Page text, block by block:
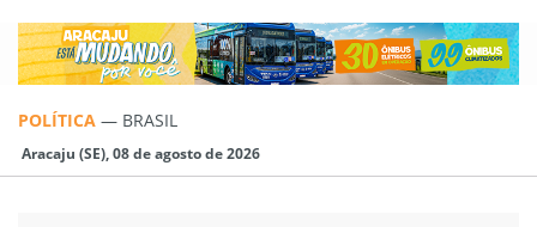
POLÍTICA — BRASIL
Aracaju (SE), 08 de agosto de 2026